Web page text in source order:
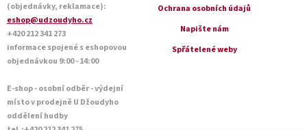
(objednávky, reklamace):
eshop@udzoudyho.cz
+420 212 341 273
informace spojené s eshopovou
objednávkou 9:00 - 14:00
E-shop - osobní odběr - výdejní
místo v prodejně U Džoudyho
oddělení hudby
Ochrana osobních údajů
Napište nám
Spřátelené weby